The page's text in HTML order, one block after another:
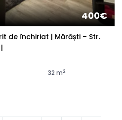
400€
de închiriat | Mărăști – Str.
32 m2